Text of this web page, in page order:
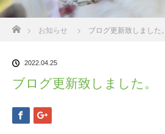
ホーム
お知らせ ブログ更新致しました。
2022.04.25
ブログ更新致しました。